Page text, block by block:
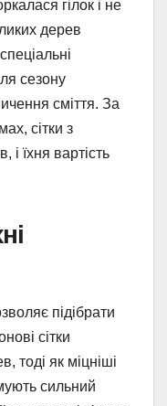
гілок і не
дерев
сезону
сміття. За
сітки з
і їхня вартість
підібрати
сітки
тоді як міцніші
сильний